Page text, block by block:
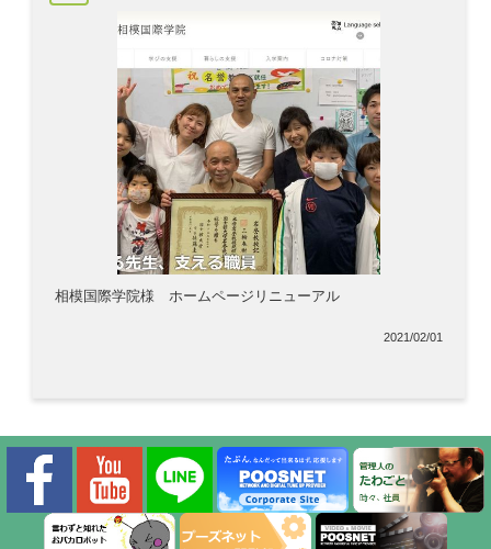
相模国際学院様 ホームページリニューアル
2021/02/01